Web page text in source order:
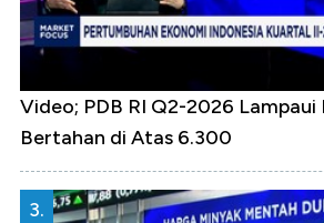
Video; PDB RI Q2-2026 Lampaui
Bertahan di Atas 6.300
3.